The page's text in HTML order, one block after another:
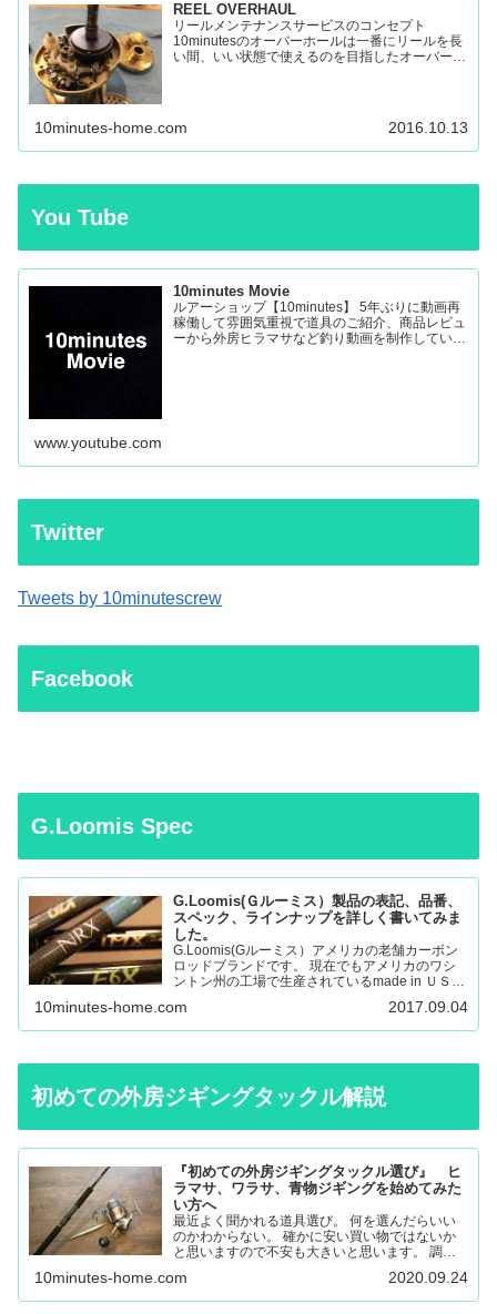
REEL OVERHAUL
リールメンテナンスサービスのコンセプト
10minutesのオーバーホールは一番にリールを長
い間、いい状態で使えるのを目指したオーバーホ
10minutes-home.com 2016.10.13
You Tube
10minutes Movie
ルアーショップ【10minutes】 5年ぶりに動画再
稼働して雰囲気重視で道具のご紹介、商品レビュ
ーから外房ヒラマサなど釣り動画を制作していき
www.youtube.com
Twitter
Tweets by 10minutescrew
Facebook
G.Loomis Spec
G.Loomis(Ｇルーミス）製品の表記、品番、
スペック、ラインナップを詳しく書いてみま
した。
G.Loomis(Gルーミス）アメリカの老舗カーボン
ロッドブランドです。 現在でもアメリカのワシ
ントン州の工場で生産されているmade in ＵＳＡ
ド、、サーモントラウト、パンフィッシュ、ウォ
ール…
10minutes-home.com 2017.09.04
初めての外房ジギングタックル解説
『初めての外房ジギングタックル選び』 ヒ
ラマサ、ワラサ、青物ジギングを始めてみた
い方へ
最近よく聞かれる道具選び。 何を選んだらいい
のかわからない。 確かに安い買い物ではないか
と思いますので不安も大きいと思います。 調べ
ったり。 唯一の失敗しない道具選びは外房に通
いこんでいる人に聞く…
10minutes-home.com 2020.09.24